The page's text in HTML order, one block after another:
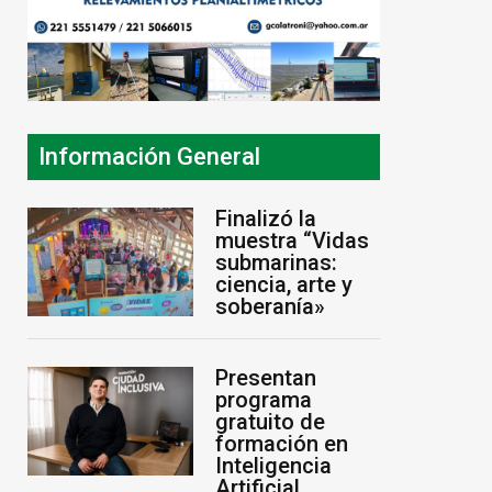
Información General
Finalizó la
muestra “Vidas
submarinas:
ciencia, arte y
soberanía»
Presentan
programa
gratuito de
formación en
Inteligencia